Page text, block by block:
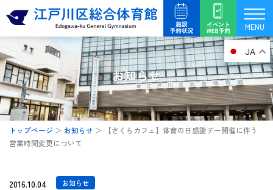
を
ス
キ
ッ
プ
MENU
お知らせ
トップページ ＞ お知らせ ＞
【さくらカフェ】体育の日感謝デー開催に伴う
営業時間変更について
2016.10.04 お知らせ
JA